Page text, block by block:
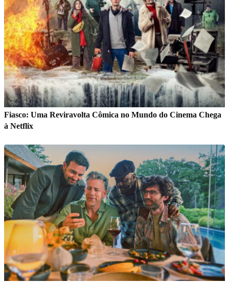
Fiasco: Uma Reviravolta Cômica no Mundo do Cinema Chega
à Netflix